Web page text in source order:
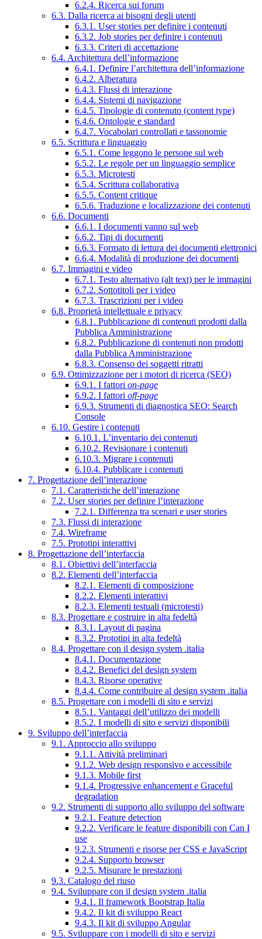
6.2.4. Ricerca sui forum
6.3. Dalla ricerca ai bisogni degli utenti
6.3.1. User stories per definire i contenuti
6.3.2. Job stories per definire i contenuti
6.3.3. Criteri di accettazione
6.4. Architettura dell’informazione
6.4.1. Definire l’architettura dell’informazione
6.4.2. Alberatura
6.4.3. Flussi di interazione
6.4.4. Sistemi di navigazione
6.4.5. Tipologie di contenuto (content type)
6.4.6. Ontologie e standard
6.4.7. Vocabolari controllati e tassonomie
6.5. Scrittura e linguaggio
6.5.1. Come leggono le persone sul web
6.5.2. Le regole per un linguaggio semplice
6.5.3. Microtesti
6.5.4. Scrittura collaborativa
6.5.5. Content critique
6.5.6. Traduzione e localizzazione dei contenuti
6.6. Documenti
6.6.1. I documenti vanno sul web
6.6.2. Tipi di documenti
6.6.3. Formato di lettura dei documenti elettronici
6.6.4. Modalità di produzione dei documenti
6.7. Immagini e video
6.7.1. Testo alternativo (alt text) per le immagini
6.7.2. Sottotitoli per i video
6.7.3. Trascrizioni per i video
6.8. Proprietà intellettuale e privacy
6.8.1. Pubblicazione di contenuti prodotti dalla
Pubblica Amministrazione
6.8.2. Pubblicazione di contenuti non prodotti
dalla Pubblica Amministrazione
6.8.3. Consenso dei soggetti ritratti
6.9. Ottimizzazione per i motori di ricerca (SEO)
6.9.1. I fattori on-page
6.9.2. I fattori off-page
6.9.3. Strumenti di diagnostica SEO: Search
Console
6.10. Gestire i contenuti
6.10.1. L’inventario dei contenuti
6.10.2. Revisionare i contenuti
6.10.3. Migrare i contenuti
6.10.4. Pubblicare i contenuti
7. Progettazione dell’interazione
7.1. Caratteristiche dell’interazione
7.2. User stories per definire l’interazione
7.2.1. Differenza tra scenari e user stories
7.3. Flussi di interazione
7.4. Wireframe
7.5. Prototipi interattivi
8. Progettazione dell’interfaccia
8.1. Obiettivi dell’interfaccia
8.2. Elementi dell’interfaccia
8.2.1. Elementi di composizione
8.2.2. Elementi interattivi
8.2.3. Elementi testuali (microtesti)
8.3. Progettare e costruire in alta fedeltà
8.3.1. Layout di pagina
8.3.2. Prototipi in alta fedeltà
8.4. Progettare con il design system .italia
8.4.1. Documentazione
8.4.2. Benefici del design system
8.4.3. Risorse operative
8.4.4. Come contribuire al design system .italia
8.5. Progettare con i modelli di sito e servizi
8.5.1. Vantaggi dell’utilizzo dei modelli
8.5.2. I modelli di sito e servizi disponibili
9. Sviluppo dell’interfaccia
9.1. Approccio allo sviluppo
9.1.1. Attività preliminari
9.1.2. Web design responsivo e accessibile
9.1.3. Mobile first
9.1.4. Progressive enhancement e Graceful
degradation
9.2. Strumenti di supporto allo sviluppo del software
9.2.1. Feature detection
9.2.2. Verificare le feature disponibili con Can I
use
9.2.3. Strumenti e risorse per CSS e JavaScript
9.2.4. Supporto browser
9.2.5. Misurare le prestazioni
9.3. Catalogo del riuso
9.4. Sviluppare con il design system .italia
9.4.1. Il framework Bootstrap Italia
9.4.2. Il kit di sviluppo React
9.4.3. Il kit di sviluppo Angular
9.5. Sviluppare con i modelli di sito e servizi